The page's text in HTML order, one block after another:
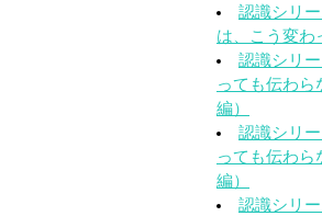
認識シリ
は、こう変わ
認識シリ
っても伝わら
編）
認識シリ
っても伝わら
編）
認識シリ